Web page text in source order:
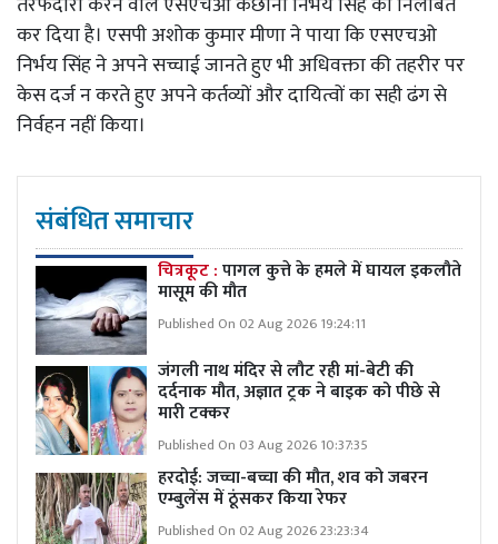
कर दिया है। एसपी अशोक कुमार मीणा ने पाया कि एसएचओ
निर्भय सिंह ने अपने सच्चाई जानते हुए भी अधिवक्ता की तहरीर पर
केस दर्ज न करते हुए अपने कर्तव्यों और दायित्वों का सही ढंग से
निर्वहन नहीं किया।
संबंधित समाचार
चित्रकूट :पागल कुत्ते के हमले में घायल इकलौते
मासूम की मौत
Published On 02 Aug 2026 19:24:11
जंगली नाथ मंदिर से लौट रही मां-बेटी की
दर्दनाक मौत, अज्ञात ट्रक ने बाइक को पीछे से
मारी टक्कर
Published On 03 Aug 2026 10:37:35
हरदोई: जच्चा-बच्चा की मौत, शव को जबरन
एम्बुलेंस में ठूंसकर किया रेफर
Published On 02 Aug 2026 23:23:34